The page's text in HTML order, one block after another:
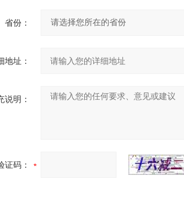
省份：
地址：
说明：
证码：